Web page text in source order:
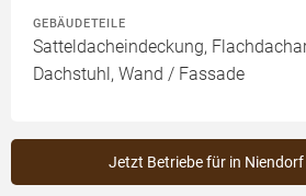
GEBÄUDETEILE
Satteldacheindeckung,
Dachstuhl, Wand / Fassade
Jetzt Betriebe für in Niendorf